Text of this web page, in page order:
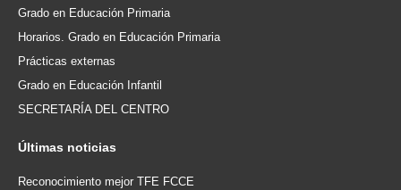
Grado en Educación Primaria
Horarios. Grado en Educación Primaria
Prácticas externas
Grado en Educación Infantil
SECRETARÍA DEL CENTRO
Últimas noticias
Reconocimiento mejor TFE FCCE